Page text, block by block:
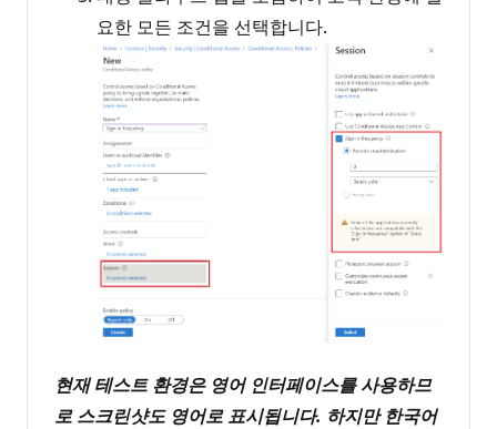
요한 모든 조건을 선택합니다.
현재 테스트 환경은 영어 인터페이스를 사용하므
로 스크린샷도 영어로 표시됩니다. 하지만 한국어